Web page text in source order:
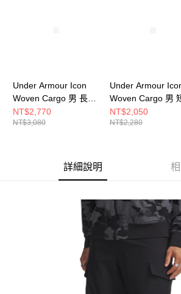
Under Armour Icon
Woven Cargo 男 長褲
6010977-069
NT$2,770
NT$3,080
Under Armour
Woven Cargo 男
6009661-299
NT$2,050
NT$2,280
詳細說明